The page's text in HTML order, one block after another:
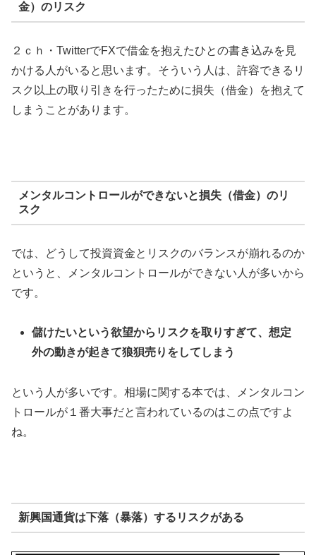
金）のリスク
２ｃｈ・TwitterでFXで借金を抱えたひとの書き込みを見
かける人がいると思います。そういう人は、許容できるリ
スク以上の取り引きを行ったために損失（借金）を抱えて
しまうことがあります。
メンタルコントロールができないと損失（借金）のリ
スク
では、どうして投資資金とリスクのバランスが崩れるのか
というと、メンタルコントロールができない人が多いから
です。
儲けたいという欲望からリスクを取りすぎて、想定
外の動きが起きて狼狽売りをしてしまう
という人が多いです。相場に関する本では、メンタルコン
トロールが１番大事だと言われているのはこの点ですよ
ね。
新興国通貨は下落（暴落）するリスクがある